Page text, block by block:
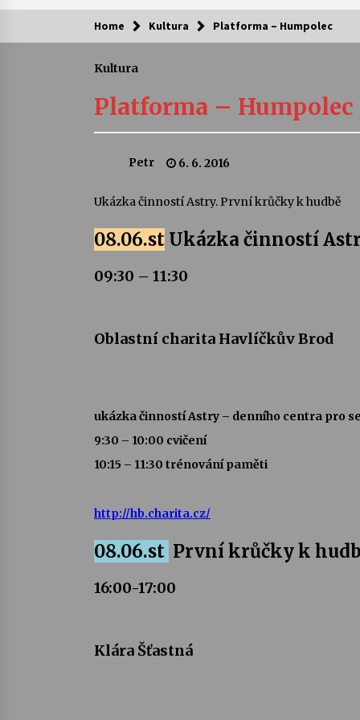
Kam za kulturou?
Camerata a Sukuba Ensemble
4. 8. 2026
Pozvánka na integrační festival
Quijotova šedesátka: 28. 7.–1. 8.
28. 7. 2026
Letní koncerty ve Stromovce:
Miller
13. 7. 2026
Home Kultura Platforma – Humpolec
Kultura
Platforma – Humpolec
Petr 6. 6. 2016
Ukázka činností Astry. První krůčky k hudbě
08.06.st Ukázka činností
09:30 – 11:30
Oblastní charita Havlíčkův Brod
ukázka činností Astry – denního centra pro
9:30 – 10:00 cvičení
10:15 – 11:30 trénování paměti
http://hb.charita.cz/
08.06.st První krůčky k
16:00-17:00
Klára Šťastná